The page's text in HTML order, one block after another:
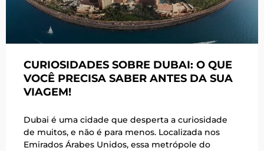
CURIOSIDADES SOBRE DUBAI: O QUE
VOCÊ PRECISA SABER ANTES DA SUA
VIAGEM!
Dubai é uma cidade que desperta a curiosidade
de muitos, e não é para menos. Localizada nos
Emirados Árabes Unidos, essa metrópole do